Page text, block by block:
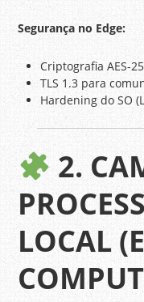
Segurança no Edge:
Criptografia AES-
TLS 1.3 para
Hardening do SO
2.
LOCAL